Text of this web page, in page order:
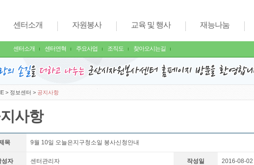
센터소개
센터소개 센터연혁 주요사업 조직도 찾아오시는길
자원봉사 교육 및 행사 재능나눔
> 정보센터 > 공지사항
사항
목 9월 10일 오늘은지구청소일 봉사신청안내
성자 센터관리자 작성일 2016-08-02